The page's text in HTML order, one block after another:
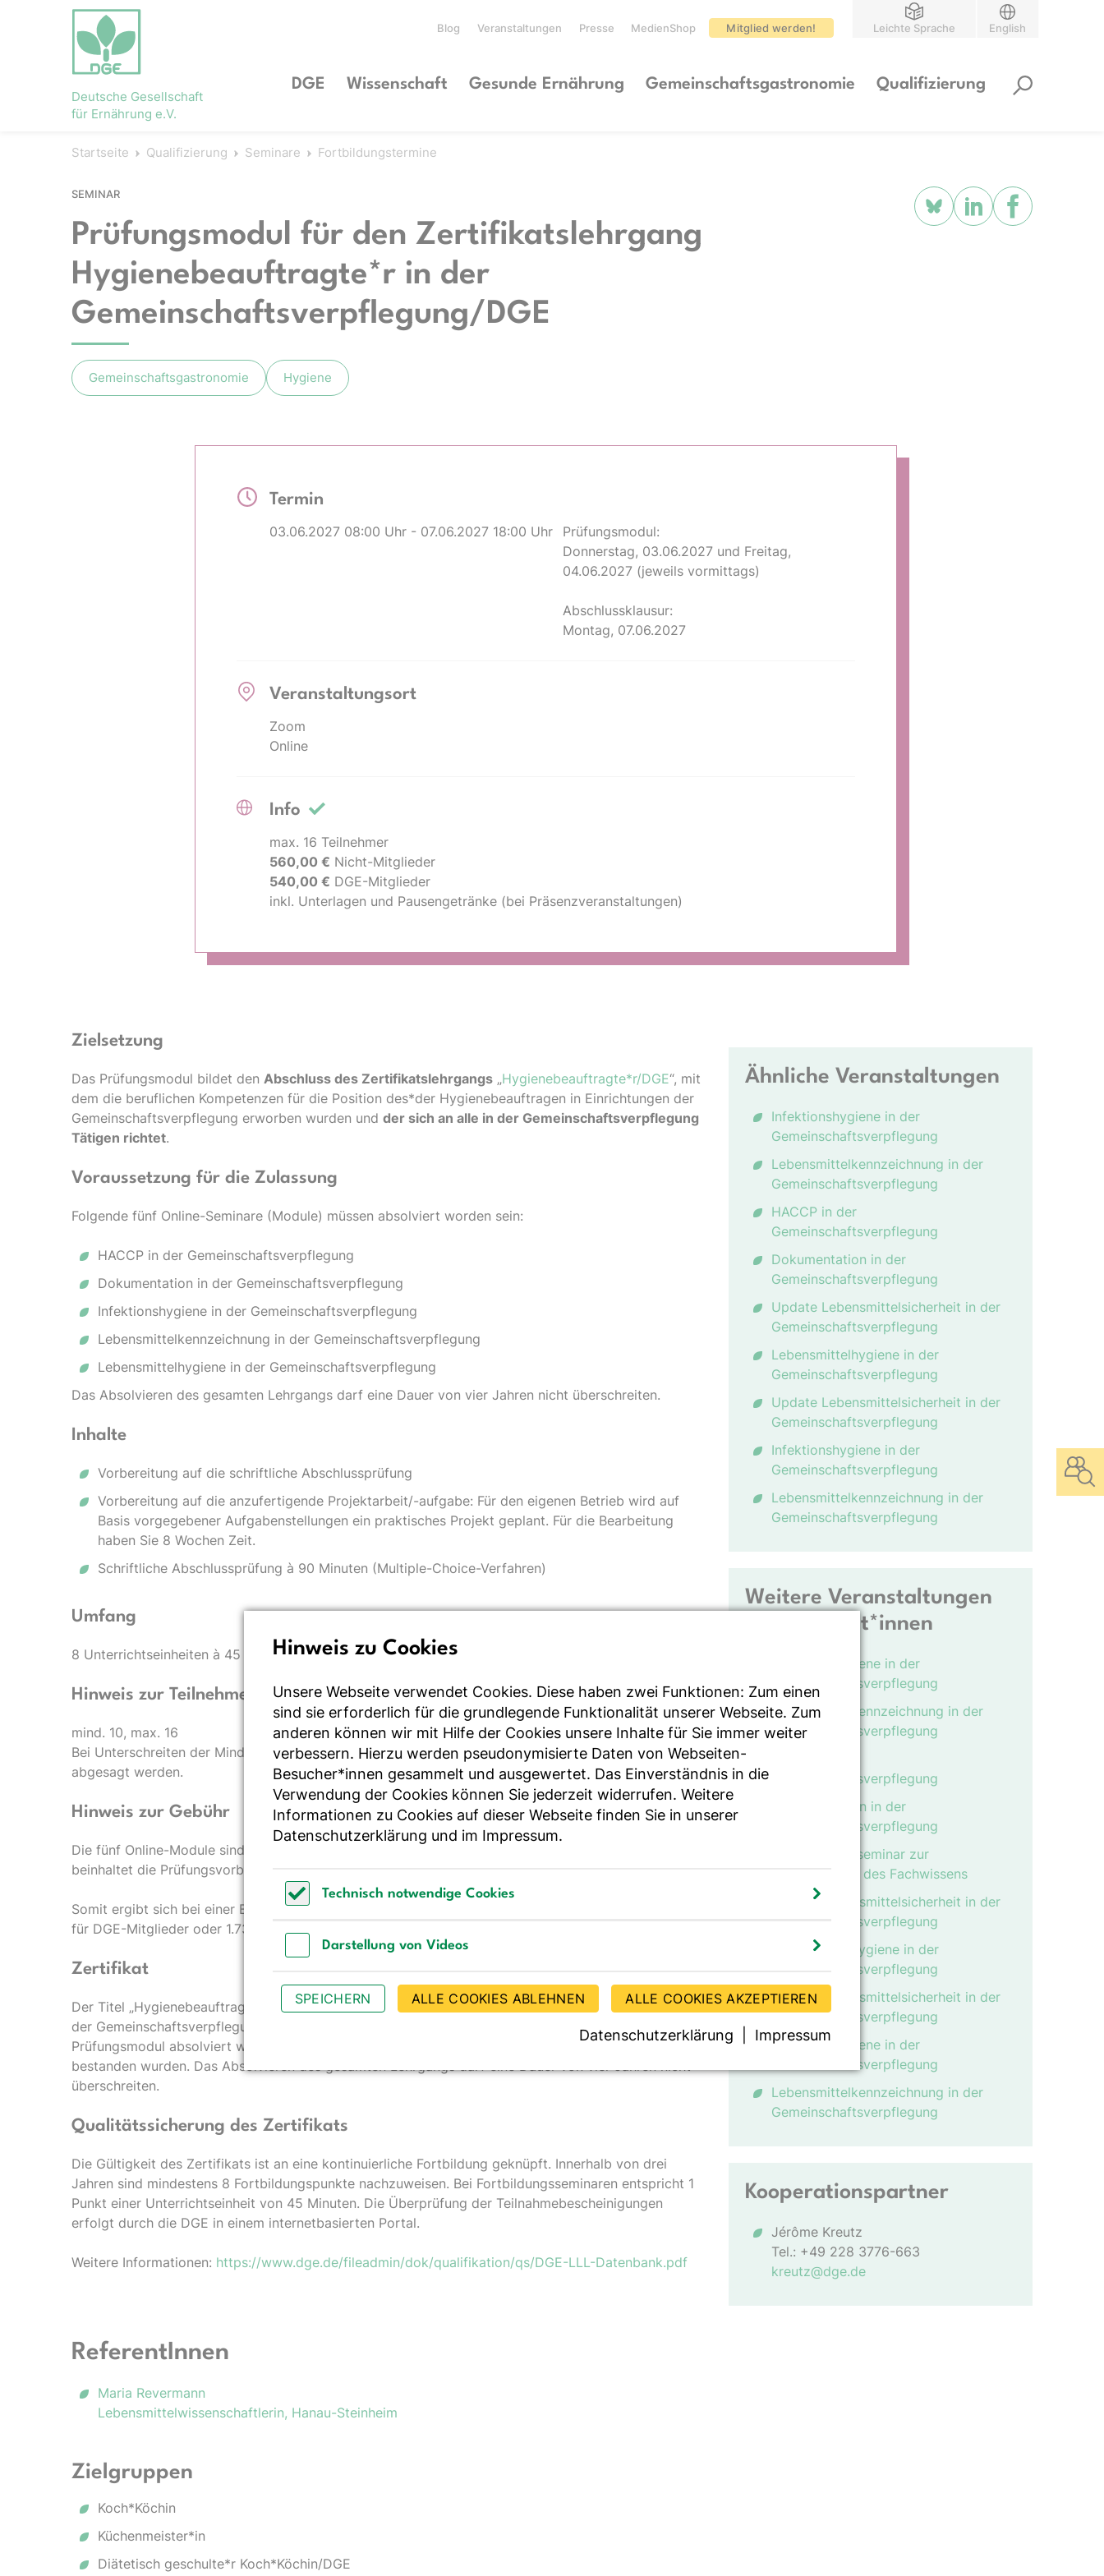
Deutsche Gesellschaft
für Ernährung e.V.
Blog Veranstaltungen Presse MedienShop Mitglied werden! Leichte Sprache English
DGE Wissenschaft Gesunde Ernährung Gemeinschaftsgastronomie Qualifizierung
Startseite Qualifizierung Seminare Fortbildungstermine
SEMINAR
Prüfungsmodul für den Zertifikatslehrgang
Hygienebeauftragte*r in der
Gemeinschaftsverpflegung/DGE
Gemeinschaftsgastronomie Hygiene
Termin
03.06.2027 08:00 Uhr - 07.06.2027 18:00 Uhr
Prüfungsmodul:
Donnerstag, 03.06.2027 und Freitag,
04.06.2027 (jeweils vormittags)
Abschlussklausur:
Montag, 07.06.2027
Veranstaltungsort
Zoom
Online
Info
max. 16 Teilnehmer
560,00 € Nicht-Mitglieder
540,00 € DGE-Mitglieder
inkl. Unterlagen und Pausengetränke (bei Präsenz­veranstal­tungen)
Zielsetzung
Das Prüfungsmodul bildet den Abschluss des Zertifikatslehrgangs „Hygienebeauftragte*r/DGE“, mit
dem die beruflichen Kompetenzen für die Position des*der Hygienebeauftragen in Einrichtungen der
Gemeinschaftsverpflegung erworben wurden und der sich an alle in der Gemeinschaftsverpflegung
Tätigen richtet.
Voraussetzung für die Zulassung
Folgende fünf Online-Seminare (Module) müssen absolviert worden sein:
HACCP in der Gemeinschaftsverpflegung
Dokumentation in der Gemeinschaftsverpflegung
Infektionshygiene in der Gemeinschaftsverpflegung
Lebensmittelkennzeichnung in der Gemeinschaftsverpflegung
Lebensmittelhygiene in der Gemeinschaftsverpflegung
Das Absolvieren des gesamten Lehrgangs darf eine Dauer von vier Jahren nicht überschreiten.
Inhalte
Vorbereitung auf die schriftliche Abschlussprüfung
Vorbereitung auf die anzufertigende Projektarbeit/-aufgabe: Für den eigenen Betrieb wird auf
Basis vorgegebener Aufgabenstellungen ein praktisches Projekt geplant. Für die Bearbeitung
haben Sie 8 Wochen Zeit.
Schriftliche Abschlussprüfung à 90 Minuten (Multiple-Choice-Verfahren)
Umfang
8 Unterrichtseinheiten à 45 Minuten für die Vorbereitungen, zzgl. Abschlussprüfung und Projektarbeit
Hinweis zur Teilnehmerzahl
mind. 10, max. 16
Bei Unterschreiten der Mindestteilnehmerzahl kann das Prüfungsmodul 4 Wochen vor Beginn
abgesagt werden.
Hinweis zur Gebühr
Die fünf Online-Module sind separat zu buchen und zu bezahlen. Die Gebühr für das Prüfungsmodul
beinhaltet die Prüfungsvorbereitung, die Abschlussklausur und die Durchsicht der Projektarbeit.
Somit ergibt sich bei einer Buchung aller Module ab 2024 eine Gesamtsumme von 1.665,00 Euro
für DGE-Mitglieder oder 1.735,00 Euro für Nicht-Mitglieder.
Zertifikat
Der Titel „Hygienebeauftragter in der Gemeinschaftsverpflegung/DGE“ bzw. „Hygienebeauftragte in
der Gemeinschaftsverpflegung/DGE“ wird nur verliehen, wenn die fünf Online-Seminare und das
Prüfungsmodul absolviert wurden sowie die schriftliche Abschlussprüfung und die Projektaufgabe
bestanden wurden. Das Absolvieren des gesamten Lehrgangs darf eine Dauer von vier Jahren nicht
überschreiten.
Qualitätssicherung des Zertifikats
Die Gültigkeit des Zertifikats ist an eine kontinuierliche Fortbildung geknüpft. Innerhalb von drei
Jahren sind mindestens 8 Fort­bildungspunkte nachzuweisen. Bei Fortbildungsseminaren entspricht 1
Punkt einer Unter­richtseinheit von 45 Minuten. Die Überprüfung der Teilnahmebescheinigungen
erfolgt durch die DGE in einem internetbasierten Portal.
Weitere Informationen: https://www.dge.de/fileadmin/dok/qualifikation/qs/DGE-LLL-Datenbank.pdf
ReferentInnen
Maria Revermann
Lebensmittelwissenschaftlerin, Hanau-Steinheim
Zielgruppen
Koch*Köchin
Küchenmeister*in
Diätetisch geschulte*r Koch*Köchin/DGE
Ähnliche Veranstaltungen
Infektionshygiene in der
Gemeinschaftsverpflegung
Lebensmittelkennzeichnung in der
Gemeinschaftsverpflegung
HACCP in der
Gemeinschaftsverpflegung
Dokumentation in der
Gemeinschaftsverpflegung
Update Lebensmittelsicherheit in der
Gemeinschaftsverpflegung
Lebensmittelhygiene in der
Gemeinschaftsverpflegung
Update Lebensmittelsicherheit in der
Gemeinschaftsverpflegung
Infektionshygiene in der
Gemeinschaftsverpflegung
Lebensmittelkennzeichnung in der
Gemeinschaftsverpflegung
Weitere Veranstaltungen
der Referent*innen
Infektionshygiene in der
Gemeinschaftsverpflegung
Lebensmittelkennzeichnung in der
Gemeinschaftsverpflegung
Gemeinschaftsverpflegung
Dokumentation in der
Gemeinschaftsverpflegung
Auffrischungsseminar zur
Aktualisierung des Fachwissens
Update Lebensmittelsicherheit in der
Gemeinschaftsverpflegung
Lebensmittelhygiene in der
Gemeinschaftsverpflegung
Update Lebensmittelsicherheit in der
Gemeinschaftsverpflegung
Infektionshygiene in der
Gemeinschaftsverpflegung
Lebensmittelkennzeichnung in der
Gemeinschaftsverpflegung
Kooperationspartner
Jérôme Kreutz
Tel.: +49 228 3776-663
kreutz@dge.de
Hinweis zu Cookies
Unsere Webseite verwendet Cookies. Diese haben zwei Funktionen: Zum einen
sind sie erforderlich für die grundlegende Funktionalität unserer Webseite. Zum
anderen können wir mit Hilfe der Cookies unsere Inhalte für Sie immer weiter
verbessern. Hierzu werden pseudonymisierte Daten von Webseiten-
Besucher*innen gesammelt und ausgewertet. Das Einverständnis in die
Verwendung der Cookies können Sie jederzeit widerrufen. Weitere
Informationen zu Cookies auf dieser Webseite finden Sie in unserer
Datenschutzerklärung und im Impressum.
Technisch notwendige Cookies
Darstellung von Videos
SPEICHERN
ALLE COOKIES ABLEHNEN ALLE COOKIES AKZEPTIEREN
Datenschutzerklärung Impressum